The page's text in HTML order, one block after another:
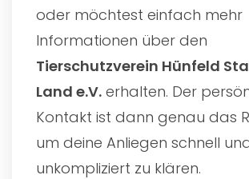
oder möchtest einfach mehr
Informationen über den
Tierschutzverein Hünfeld
Land e.V. erhalten. Der
Kontakt ist dann genau das
um deine Anliegen schnell
unkompliziert zu klären.